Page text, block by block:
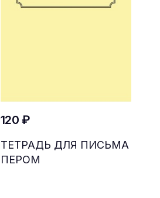
120 ₽
ТЕТРАДЬ ДЛЯ ПИСЬМА
ПЕРОМ